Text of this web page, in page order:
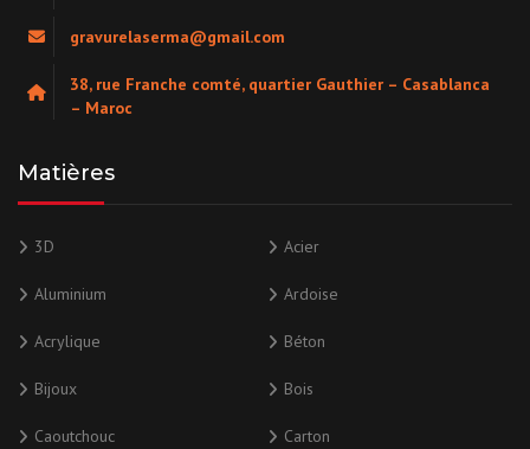
gravurelaserma@gmail.com
38, rue Franche comté, quartier Gauthier – Casablanca
– Maroc
Matières
3D Acier
Aluminium Ardoise
Acrylique Béton
Bijoux Bois
Caoutchouc Carton